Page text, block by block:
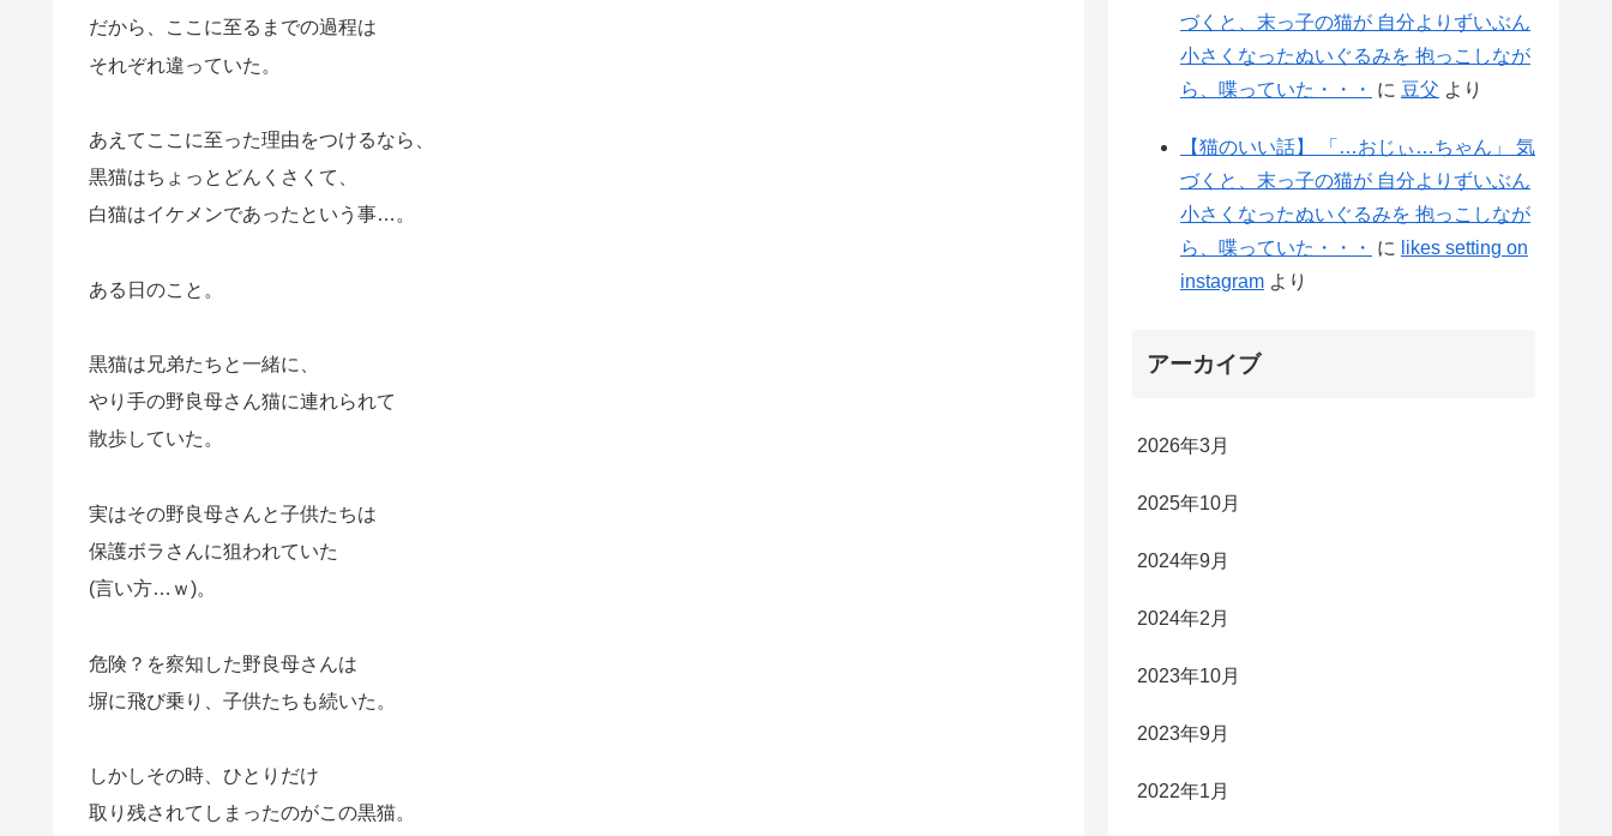
だから、ここに至るまでの過程は
それぞれ違っていた。
あえてここに至った理由をつけるなら、
黒猫はちょっとどんくさくて、
白猫はイケメンであったという事…。
ある日のこと。
黒猫は兄弟たちと一緒に、
やり手の野良母さん猫に連れられて
散歩していた。
実はその野良母さんと子供たちは
保護ボラさんに狙われていた
(言い方…ｗ)。
危険？を察知した野良母さんは
塀に飛び乗り、子供たちも続いた。
しかしその時、ひとりだけ
取り残されてしまったのがこの黒猫。
づくと、末っ子の猫が 自分よりずいぶん
小さくなったぬいぐるみを 抱っこしなが
ら、喋っていた・・・
に 豆父 より
【猫のいい話】 「…おじぃ…ちゃん」 気
づくと、末っ子の猫が 自分よりずいぶん
小さくなったぬいぐるみを 抱っこしなが
ら、喋っていた・・・
に
likes setting on
instagram より
アーカイブ
2026年3月
2025年10月
2024年9月
2024年2月
2023年10月
2023年9月
2022年1月